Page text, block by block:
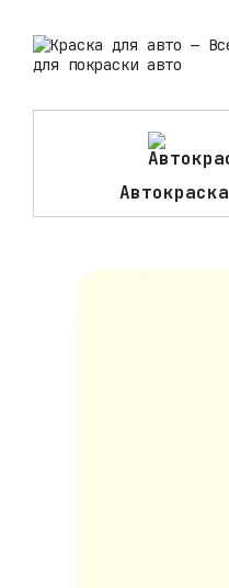
Автокраска